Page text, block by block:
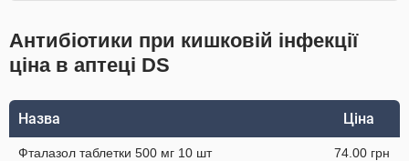
Антибіотики при кишковій інфекції
ціна в аптеці DS
Назва Ціна
Фталазол таблетки 500 мг 10 шт 74.00 грн